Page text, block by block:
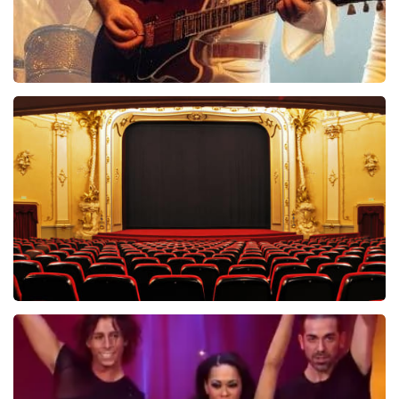
Bee Gees Forever
BEKIJKEN
Saturday Night Fever
60
BEKIJKEN